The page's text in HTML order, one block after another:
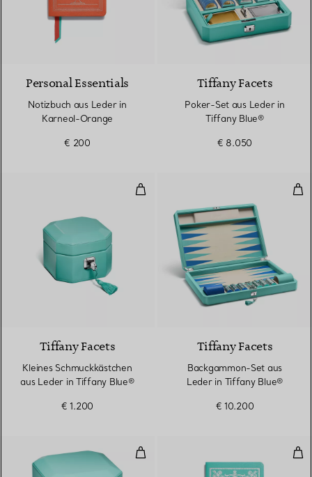
Personal Essentials
Notizbuch aus Leder in
Karneol-Orange
€ 200
Tiffany Facets
Poker-Set aus Leder in
Tiffany Blue®
€ 8.050
Kleines Schmuckkästchen aus
2 Farben
Tiffany Facets
Kleines Schmuckkästchen
aus Leder in Tiffany Blue®
€ 1.200
Tiffany Facets
Backgammon-Set aus
Leder in Tiffany Blue®
€ 10.200
Großes Schmuckkästchen aus